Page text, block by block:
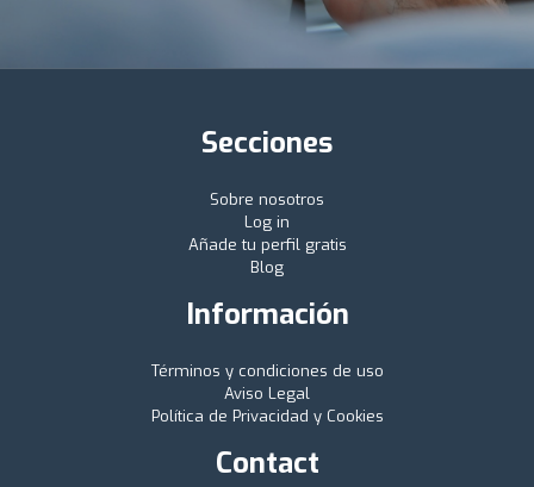
Secciones
Sobre nosotros
Log in
Añade tu perfil gratis
Blog
Información
Términos y condiciones de uso
Aviso Legal
Política de Privacidad y Cookies
Contact